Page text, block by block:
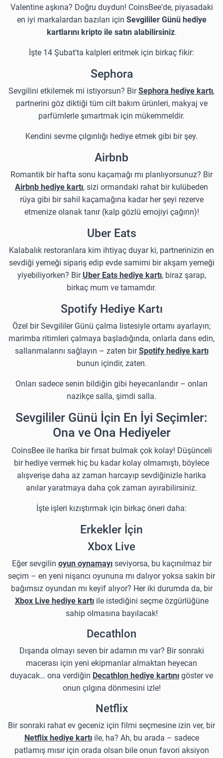
Valentine aşkına? Doğru duydun! CoinsBee'de, piyasadaki
en iyi markalardan bazıları için Sevgililer Günü hediye
kartlarını kripto ile satın alabilirsiniz.
İşte 14 Şubat'ta kalpleri eritmek için birkaç fikir:
Sephora
Sevgilini etkilemek mi istiyorsun? BirSephora hediye kartı,
partnerini göz diktiği tüm cilt bakım ürünleri, makyaj ve
parfümlerle şımartmak için mükemmeldir.
Kendini sevme çılgınlığı hediye etmek gibi bir şey.
Airbnb
Romantik bir hafta sonu kaçamağı mı planlıyorsunuz? Bir
Airbnb hediye kartı, sizi ormandaki rahat bir kulübeden
rüya gibi bir sahil kaçamağına kadar her şeyi rezerve
etmenize olanak tanır (kalp gözlü emojiyi çağırın)!
Uber Eats
Kalabalık restoranlara kim ihtiyaç duyar ki, partnerinizin en
sevdiği yemeği sipariş edip evde samimi bir akşam yemeği
yiyebiliyorken? Bir Uber Eats hediye kartı, biraz şarap,
birkaç mum ve tamamdır.
Spotify Hediye Kartı
Özel bir Sevgililer Günü çalma listesiyle ortamı ayarlayın;
marimba ritimleri çalmaya başladığında, onlarla dans edin,
sallanmalarını sağlayın – zaten birSpotify hediye kartı
bunun içindir, zaten.
Onları sadece senin bildiğin gibi heyecanlandır – onları
nazikçe salla, şimdi salla.
Sevgililer Günü İçin En İyi Seçimler:
Ona ve Ona Hediyeler
CoinsBee ile harika bir fırsat bulmak çok kolay! Düşünceli
bir hediye vermek hiç bu kadar kolay olmamıştı, böylece
alışverişe daha az zaman harcayıp sevdiğinizle harika
anılar yaratmaya daha çok zaman ayırabilirsiniz.
İşte işleri kızıştırmak için birkaç öneri daha:
Erkekler İçin
Xbox Live
Eğer sevgilin oyun oynamayıseviyorsa, bu kaçınılmaz bir
seçim – en yeni nişancı oyununa mı dalıyor yoksa sakin bir
bağımsız oyundan mı keyif alıyor? Her iki durumda da, bir
Xbox Live hediye kartıile istediğini seçme özgürlüğüne
sahip olmasına bayılacak!
Decathlon
Dışarıda olmayı seven bir adamın mı var? Bir sonraki
macerası için yeni ekipmanlar almaktan heyecan
duyacak… ona verdiğin Decathlon hediye kartını göster ve
onun çılgına dönmesini izle!
Netflix
Bir sonraki rahat ev geceniz için filmi seçmesine izin ver, bir
Netflix hediye kartıile, ha? Ah, bu arada – sadece
patlamış mısır için orada olsan bile onun favori aksiyon